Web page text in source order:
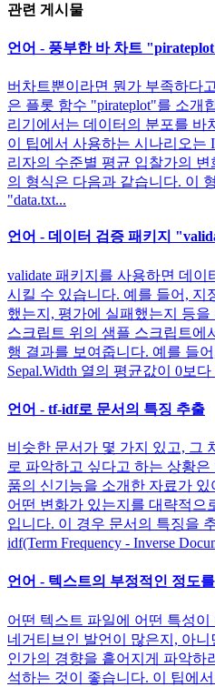
관련 게시물
언어 - 풍부한 바 차트
버차트뿐이라면 뭔가 부족하다
은 플롯 함수 "pirateplot"를 소개
리기에서는 데이터의 분포를 바
이 팁에서 사용하는 시나리오는
리자의 수준별 평균 입찰가의
의 형식은 다음과 같습니다. 이
"data.txt...
언어 - 데이터 검증 패키지
validate 패키지를 사용하면 데
시킬 수 있습니다. 예를 들어, 지
했는지, 평가에 실패했는지 등
스크립트 위의 샘플 스크립트에
행 결과를 보여줍니다. 예를 들
Sepal.Width 열의 평균값이 0보
언어 - tf-idf로 문서의 특징 추출
비슷한 문서가 몇 가지 있고, 그
로 파악하고 싶다고 하는 상황은
품의 신기능을 소개한 자료가 있
어떤 변화가 있는지를 대략적으
입니다. 이 경우 문서의 특징을
idf(Term Frequency - Inverse
언어 - 텍스트의 부정적인 정도
어떤 텍스트 파일에 어떤 특성
네거티브인 발언이 많은지, 아
인가의 경향을 흩어지게 파악하
석하는 것이 좋습니다. 이 팁에